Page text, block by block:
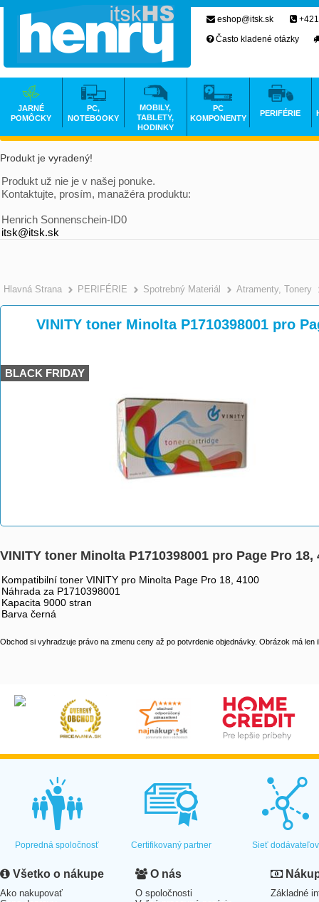
Produkt je vyradený!
Produkt už nie je v našej ponuke.
Kontaktujte, prosím, manažéra produktu:
Henrich Sonnenschein-ID0
itsk@itsk.sk
Hlavná Strana >
PERIFÉRIE >
Spotrebný Materiál >
Atramenty, Tonery
VINITY toner Minolta P1710398001 pro
BLACK FRIDAY
VINITY toner Minolta P1710398001 pro Page Pro 18,
Kompatibilní toner VINITY pro Minolta Page Pro 18, 4100
Náhrada za P1710398001
Kapacita 9000 stran
Barva černá
Obchod si vyhradzuje právo na zmenu ceny až po potvrdenie objednávky. Obrázok má len
eshop@itsk.sk
Často kladené otázky
JARNÉ
POMÔCKY
PC,
NOTEBOOKY
MOBILY,
TABLETY,
HODINKY
PC
KOMPONENTY
PERIFÉRIE
Popredná spoločnosť Certifikovaný partner Sieť dodávateľov
Všetko o nákupe
Ako nakupovať
O nás
O spoločnosti
Základné